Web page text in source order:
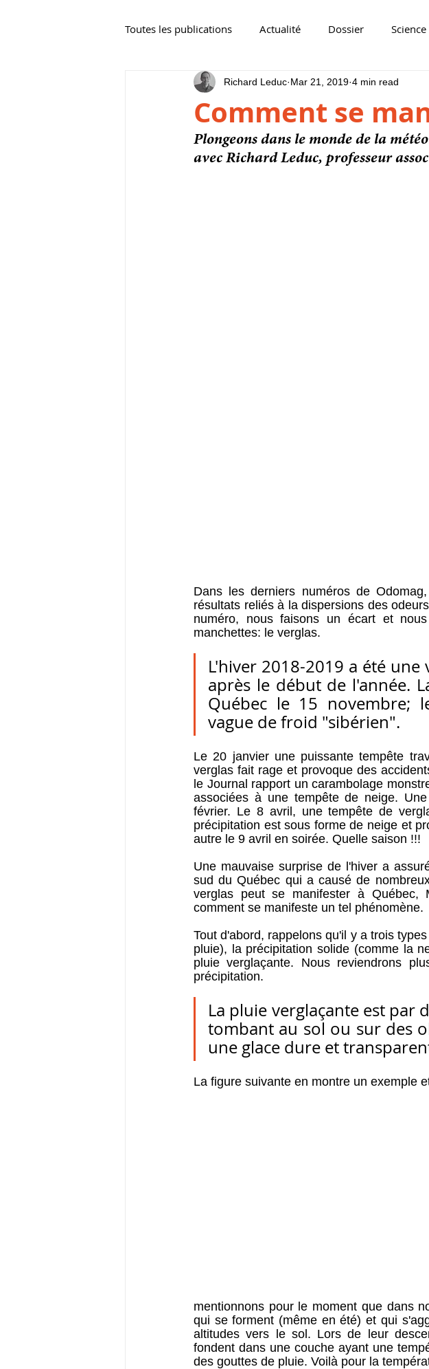
Toutes les publications Actualité Dossier Science
Comment se
Richard Leduc Mar 21, 2019 4 min read
Plongeons dans le monde de la
avec Richard Leduc, professeur
Dans les derniers numéros de
résultats reliés à la dispersions des
numéro, nous faisons un écart et
manchettes: le verglas.
L'hiver 2018-2019 a été
après le début de l'année.
Québec le 15 novembre;
vague de froid "sibérien".
Le 20 janvier une puissante tempête
verglas fait rage et provoque des
le Journal rapport un carambolage
associées à une tempête de neige.
février. Le 8 avril, une tempête de
précipitation est sous forme de neige et
autre le 9 avril en soirée. Quelle saison !!!
Une mauvaise surprise de l'hiver a
sud du Québec qui a causé de
verglas peut se manifester à Québec,
comment se manifeste un tel phénomène.
Tout d'abord, rappelons qu'il y a trois
pluie), la précipitation solide (comme la
pluie verglaçante. Nous reviendrons
précipitation.
La pluie verglaçante est par
tombant au sol ou sur des
une glace dure et
La figure suivante en montre un exemple
mentionnons pour le moment que dans
qui se forment (même en été) et qui
altitudes vers le sol. Lors de leur
fondent dans une couche ayant une
des gouttes de pluie. Voilà pour la